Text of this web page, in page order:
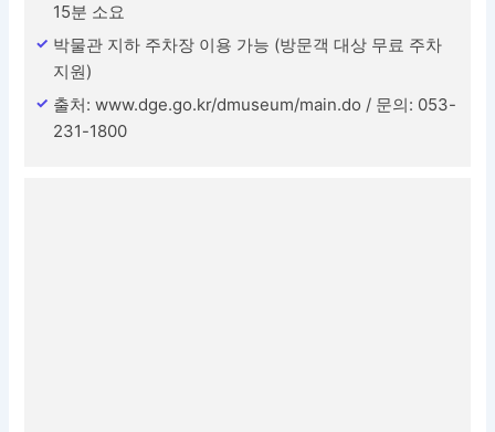
15분 소요
박물관 지하 주차장 이용 가능 (방문객 대상 무료 주차
지원)
출처: www.dge.go.kr/dmuseum/main.do / 문의: 053-
231-1800